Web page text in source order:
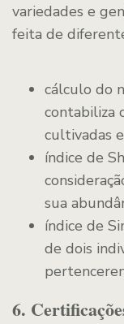
variedades e
feita de
cálculo do
contabiliza
cultivadas
índice de
sua
índice de
de dois
6.